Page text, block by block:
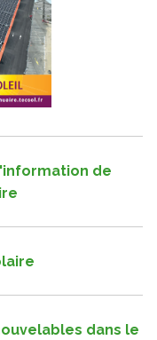
de
dans le